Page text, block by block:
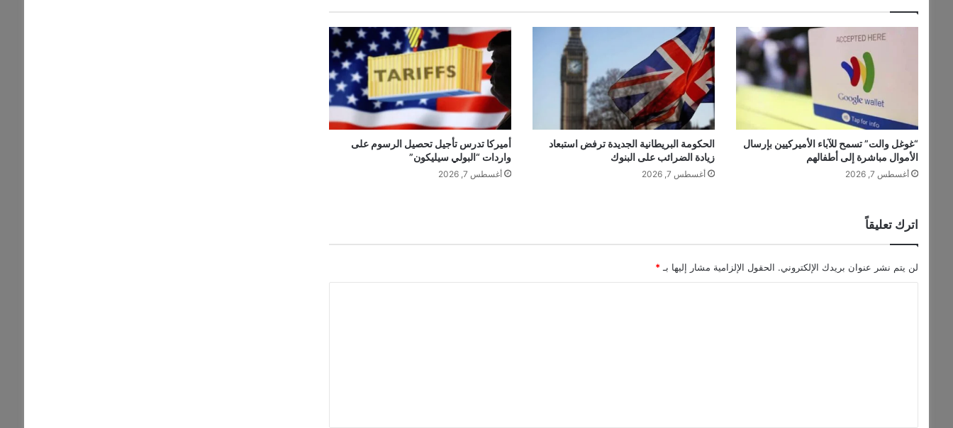
“غوغل والت” تسمح للآباء الأميركيين بإرسال
الأموال مباشرة إلى أطفالهم
أغسطس 7, 2026
الحكومة البريطانية الجديدة ترفض استبعاد
زيادة الضرائب على البنوك
أغسطس 7, 2026
أميركا تدرس تأجيل تحصيل الرسوم على
واردات “البولي سيليكون”
أغسطس 7, 2026
اترك تعليقاً
لن يتم نشر عنوان بريدك الإلكتروني. الحقول الإلزامية مشار إليها بـ *